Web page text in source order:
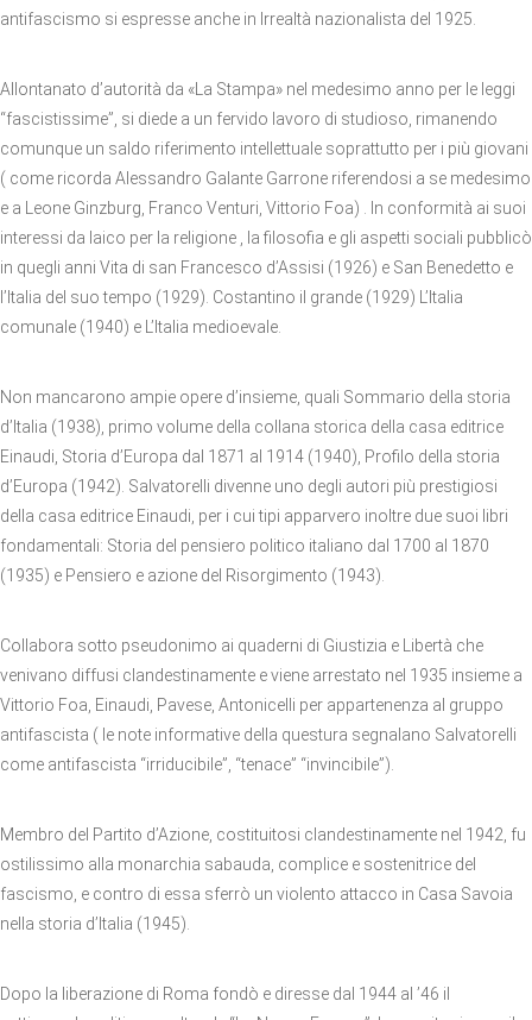
antifascismo si espresse anche in Irrealtà nazionalista del 1925.
Allontanato d’autorità da «La Stampa» nel medesimo anno per le leggi
“fascistissime”, si diede a un fervido lavoro di studioso, rimanendo
comunque un saldo riferimento intellettuale soprattutto per i più giovani
( come ricorda Alessandro Galante Garrone riferendosi a se medesimo
e a Leone Ginzburg, Franco Venturi, Vittorio Foa) . In conformità ai suoi
interessi da laico per la religione , la filosofia e gli aspetti sociali pubblicò
in quegli anni Vita di san Francesco d’Assisi (1926) e San Benedetto e
l’Italia del suo tempo (1929). Costantino il grande (1929) L’Italia
comunale (1940) e L’Italia medioevale.
Non mancarono ampie opere d’insieme, quali Sommario della storia
d’Italia (1938), primo volume della collana storica della casa editrice
Einaudi, Storia d’Europa dal 1871 al 1914 (1940), Profilo della storia
d’Europa (1942). Salvatorelli divenne uno degli autori più prestigiosi
della casa editrice Einaudi, per i cui tipi apparvero inoltre due suoi libri
fondamentali: Storia del pensiero politico italiano dal 1700 al 1870
(1935) e Pensiero e azione del Risorgimento (1943).
Collabora sotto pseudonimo ai quaderni di Giustizia e Libertà che
venivano diffusi clandestinamente e viene arrestato nel 1935 insieme a
Vittorio Foa, Einaudi, Pavese, Antonicelli per appartenenza al gruppo
antifascista ( le note informative della questura segnalano Salvatorelli
come antifascista “irriducibile”, “tenace” “invincibile”).
Membro del Partito d’Azione, costituitosi clandestinamente nel 1942, fu
ostilissimo alla monarchia sabauda, complice e sostenitrice del
fascismo, e contro di essa sferrò un violento attacco in Casa Savoia
nella storia d’Italia (1945).
Dopo la liberazione di Roma fondò e diresse dal 1944 al ’46 il